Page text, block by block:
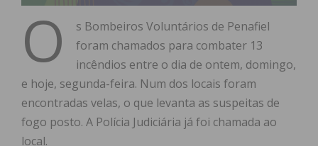
O
s Bombeiros Voluntários de Penafiel
foram chamados para combater 13
incêndios entre o dia de ontem, domingo,
e hoje, segunda-feira. Num dos locais foram
encontradas velas, o que levanta as suspeitas de
fogo posto. A Polícia Judiciária já foi chamada ao
local.